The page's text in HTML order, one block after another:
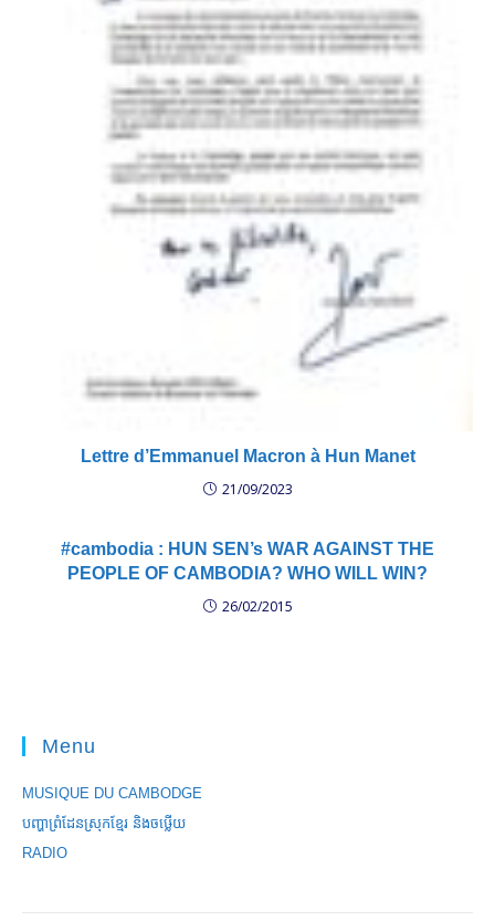
Lettre d’Emmanuel Macron à Hun Manet
21/09/2023
#cambodia : HUN SEN’s WAR AGAINST THE
PEOPLE OF CAMBODIA? WHO WILL WIN?
26/02/2015
Menu
MUSIQUE DU CAMBODGE
បញ្ហាព្រំដែនស្រុកខ្មែរ និងចឞ្លើយ
RADIO